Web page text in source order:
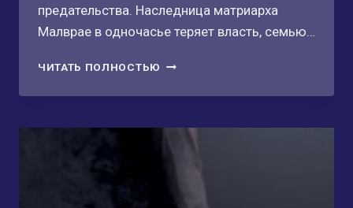
предательства. Наследница матриарха
Малврае в одночасье теряет власть, семью…
ЧИТАТЬ ПОЛНОСТЬЮ КОГДА
ОРХИДЕИ